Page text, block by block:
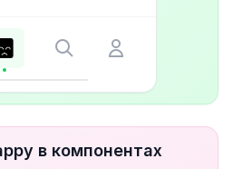
в компонентах